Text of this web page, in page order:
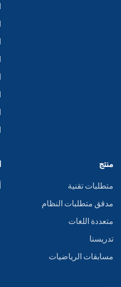
منتج
متطلبات تقنية
مدقق متطلبات النظام
متعددة اللغات
تدريسنا
مسابقات الرياضيات